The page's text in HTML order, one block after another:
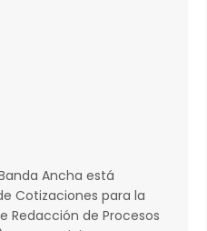
Ancha está
Cotizaciones para la
Redacción de Procesos